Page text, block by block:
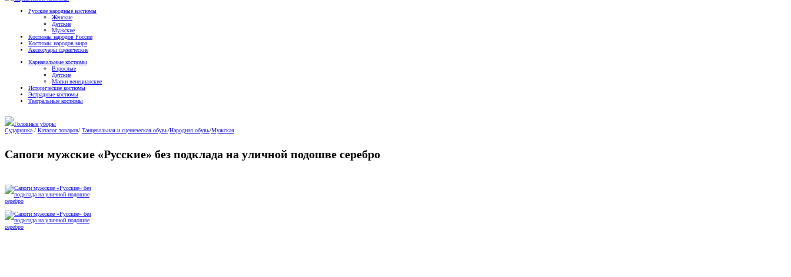
Русские народные костюмы
Женские
Детские
Мужские
Костюмы народов России
Костюмы народов мира
Аксессуары сценические
Карнавальные костюмы
Взрослые
Детские
Маски венецианские
Исторические костюмы
Эстрадные костюмы
Театральные костюмы
Головные уборы
Сударушка / Каталог товаров/ Танцевальная и сценическая обувь/Народная обувь/Мужская
Сапоги мужские «Русские» без подклада на уличной подошве серебро